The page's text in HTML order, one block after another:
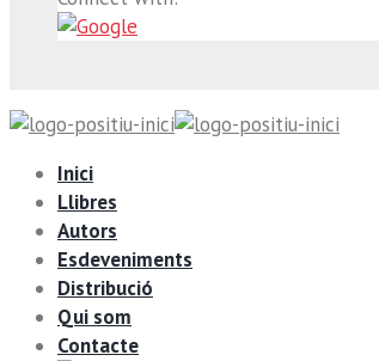
Inici
Llibres
Autors
Esdeveniments
Distribució
Qui som
Contacte